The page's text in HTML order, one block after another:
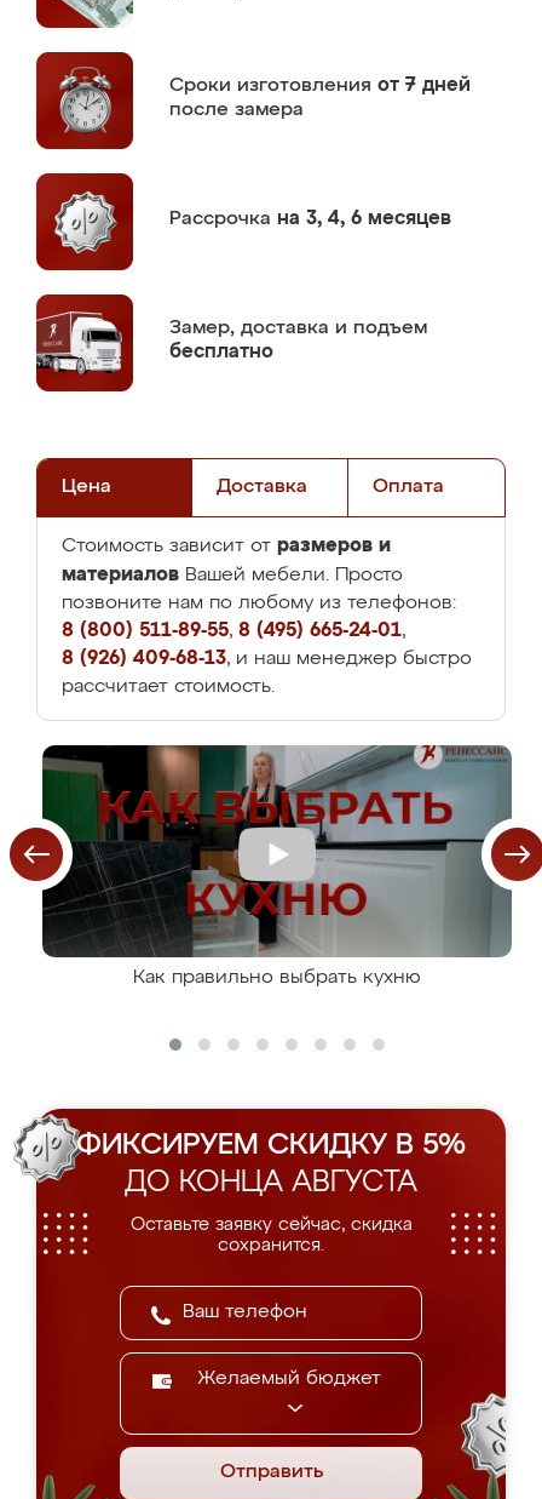
Сроки изготовления от 7 дней
после замера
Рассрочка на 3, 4, 6 месяцев
Замер, доставка и подъем
бесплатно
Цена Доставка Оплата
Стоимость зависит от размеров и
материалов Вашей мебели. Просто
позвоните нам по любому из телефонов:
8 (800) 511-89-55, 8 (495) 665-24-01,
8 (926) 409-68-13, и наш менеджер быстро
рассчитает стоимость.
Как правильно выбрать кухню
ФИКСИРУЕМ СКИДКУ В 5%
ДО КОНЦА АВГУСТА
Оставьте заявку сейчас, скидка
сохранится.
Желаемый бюджет
Отправить